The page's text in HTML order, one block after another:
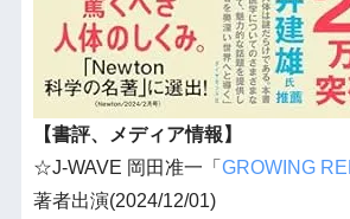
【書評、メディア情報】
☆J-WAVE 岡田准一「 GROWING
著者出演(2024/12/01)